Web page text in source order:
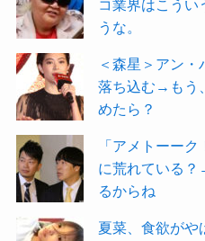
コ業界はこうい
うな。
＜森星＞アン
落ち込む→もう
めたら？
「アメトーー
に荒れている
るからね
夏菜、食欲がや